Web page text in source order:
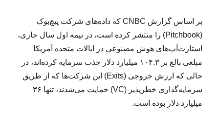
بر اساس گزارش CNBC که داده‌های شرکت پیچ‌بوک
(Pitchbook) را منتشر کرده است، در نیمه اول سال جاری،
استارت‌آپ‌های هوش مصنوعی در ایالات متحده آمریکا
مبلغی بالغ بر ۱۰۴.۳ میلیارد دلار جذب سرمایه کرده‌اند، در
حالی که ارزش خروجی (Exits) این شرکت‌ها که از طریق
سرمایه‌گذاری خطرپذیر (VC) حمایت می‌شدند، تنها ۳۶
میلیارد دلار بوده است.